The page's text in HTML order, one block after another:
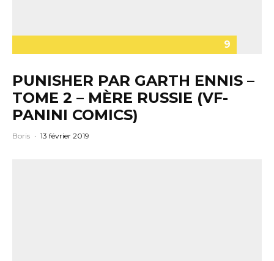
9
PUNISHER PAR GARTH ENNIS –
TOME 2 – MÈRE RUSSIE (VF-
PANINI COMICS)
Boris · 13 février 2019